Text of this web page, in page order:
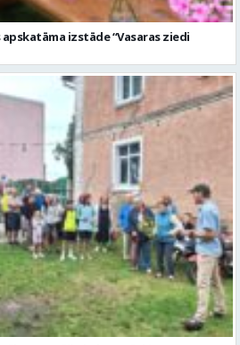
sākas ar Krāču kakta svētkiem